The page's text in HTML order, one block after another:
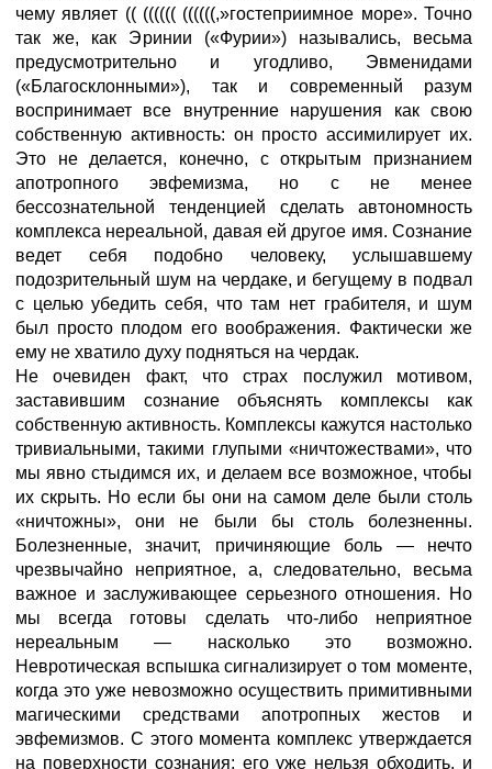
чему являет (( (((((( ((((((,»гостеприимное море». Точно
так же, как Эринии («Фурии») назывались, весьма
предусмотрительно и угодливо, Эвменидами
(«Благосклонными»), так и современный разум
воспринимает все внутренние нарушения как свою
собственную активность: он просто ассимилирует их.
Это не делается, конечно, с открытым признанием
апотропного эвфемизма, но с не менее
бессознательной тенденцией сделать автономность
комплекса нереальной, давая ей другое имя. Сознание
ведет себя подобно человеку, услышавшему
подозрительный шум на чердаке, и бегущему в подвал
с целью убедить себя, что там нет грабителя, и шум
был просто плодом его воображения. Фактически же
ему не хватило духу подняться на чердак.
Не очевиден факт, что страх послужил мотивом,
заставившим сознание объяснять комплексы как
собственную активность. Комплексы кажутся настолько
тривиальными, такими глупыми «ничтожествами», что
мы явно стыдимся их, и делаем все возможное, чтобы
их скрыть. Но если бы они на самом деле были столь
«ничтожны», они не были бы столь болезненны.
Болезненные, значит, причиняющие боль — нечто
чрезвычайно неприятное, а, следовательно, весьма
важное и заслуживающее серьезного отношения. Но
мы всегда готовы сделать что-либо неприятное
нереальным — насколько это возможно.
Невротическая вспышка сигнализирует о том моменте,
когда это уже невозможно осуществить примитивными
магическими средствами апотропных жестов и
эвфемизмов. С этого момента комплекс утверждается
на поверхности сознания; его уже нельзя обходить, и